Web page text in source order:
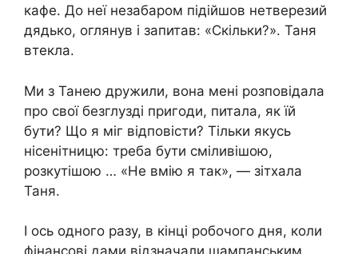
кафе. До неї незабаром підійшов нетверезий
дядько, оглянув і запитав: «Скільки?». Таня
втекла.
Ми з Танею дружили, вона мені розповідала
про свої безглузді пригоди, питала, як їй
бути? Що я міг відповісти? Тільки якусь
нісенітницю: треба бути сміливішою,
розкутішою … «Не вмію я так», — зітхала
Таня.
І ось одного разу, в кінці робочого дня, коли